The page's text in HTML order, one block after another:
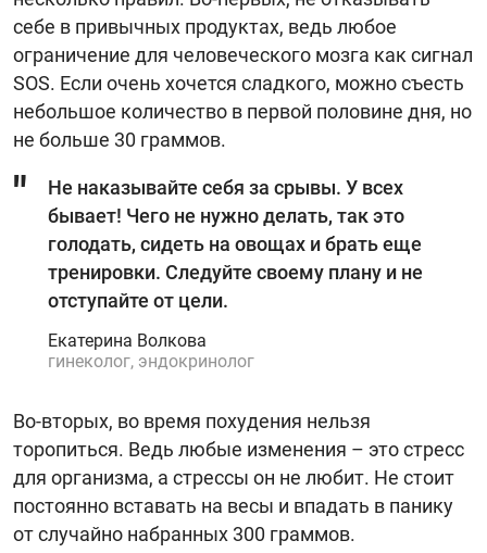
себе в привычных продуктах, ведь любое
ограничение для человеческого мозга как сигнал
SOS. Если очень хочется сладкого, можно съесть
небольшое количество в первой половине дня, но
не больше 30 граммов.
Не наказывайте себя за срывы. У всех
бывает! Чего не нужно делать, так это
голодать, сидеть на овощах и брать еще
тренировки. Следуйте своему плану и не
отступайте от цели.
Екатерина Волкова
гинеколог, эндокринолог
Во-вторых, во время похудения нельзя
торопиться. Ведь любые изменения – это стресс
для организма, а стрессы он не любит. Не стоит
постоянно вставать на весы и впадать в панику
от случайно набранных 300 граммов.